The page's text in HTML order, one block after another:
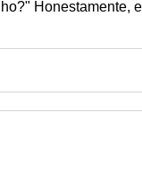
Honestamente,